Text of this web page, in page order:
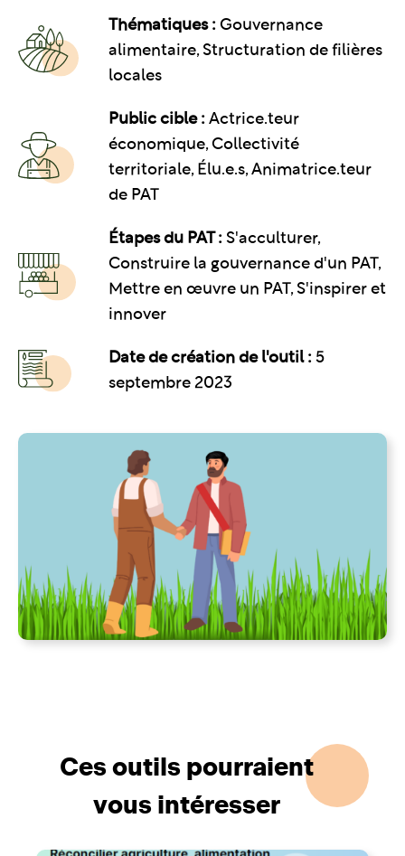
Thématiques : Gouvernance
alimentaire Structuration de filières
locales
Public cible : Actrice.teur
économique, Collectivité
territoriale, Élu.e.s, Animatrice.teur
de PAT
Étapes du PAT : S'acculturer,
Construire la gouvernance d'un PAT,
Mettre en œuvre un PAT, S'inspirer et
innover
Date de création de l'outil : 5
septembre 2023
Ces outils pourraient
vous intéresser